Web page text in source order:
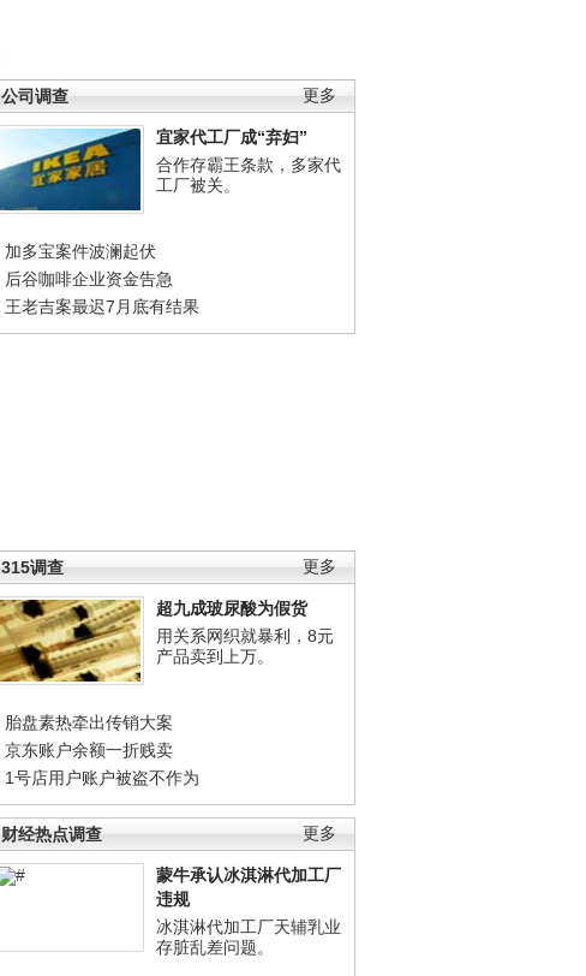
更多
公司调查
宜家代工厂成“弃妇”
合作存霸王条款，多家代
工厂被关。
加多宝案件波澜起伏
后谷咖啡企业资金告急
王老吉案最迟7月底有结果
更多
315调查
超九成玻尿酸为假货
用关系网织就暴利，8元
产品卖到上万。
胎盘素热牵出传销大案
京东账户余额一折贱卖
1号店用户账户被盗不作为
更多
财经热点调查
蒙牛承认冰淇淋代加工厂
违规
冰淇淋代加工厂天辅乳业
存脏乱差问题。